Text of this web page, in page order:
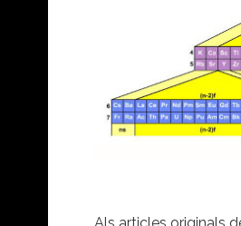
Als articles originals